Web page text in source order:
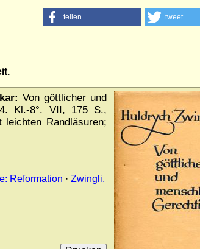
teilen tweet
Von göttlicher und
Kl.-8°. VII, 175 S.,
Randläsuren;
Reformation · Zwingli,